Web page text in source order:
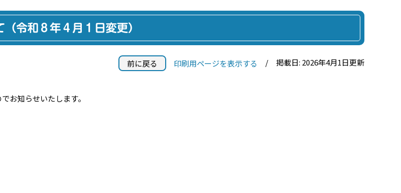
令和８年４月１日変更）
前に戻る 印刷用ページを表示する 掲載日: 2026年4月1日更新
お知らせいたします。